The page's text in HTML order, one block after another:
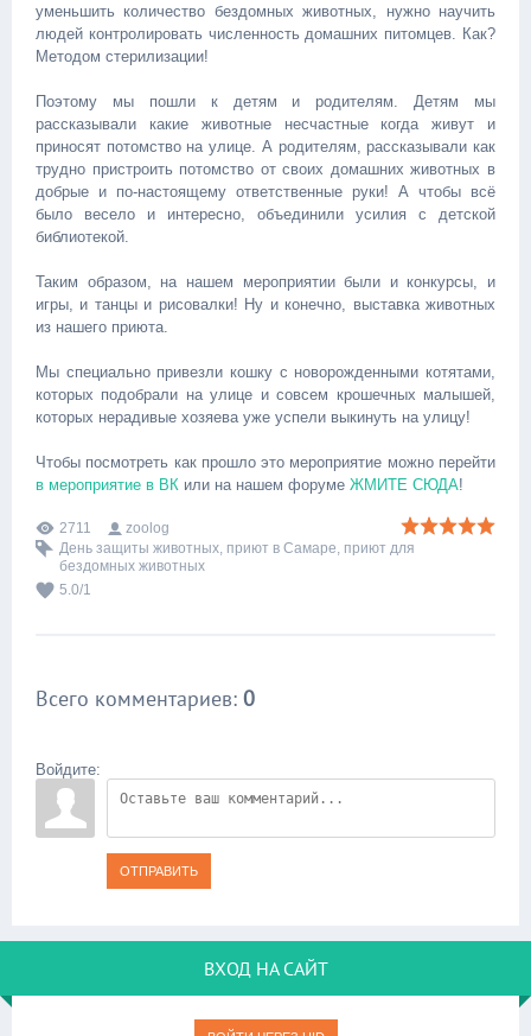
уменьшить количество бездомных животных, нужно научить
людей контролировать численность домашних питомцев. Как?
Методом стерилизации!
Поэтому мы пошли к детям и родителям. Детям мы
рассказывали какие животные несчастные когда живут и
приносят потомство на улице. А родителям, рассказывали как
трудно пристроить потомство от своих домашних животных в
добрые и по-настоящему ответственные руки! А чтобы всё
было весело и интересно, объединили усилия с детской
библиотекой.
Таким образом, на нашем мероприятии были и конкурсы, и
игры, и танцы и рисовалки! Ну и конечно, выставка животных
из нашего приюта.
Мы специально привезли кошку с новорожденными котятами,
которых подобрали на улице и совсем крошечных малышей,
которых нерадивые хозяева уже успели выкинуть на улицу!
Чтобы посмотреть как прошло это мероприятие можно перейти
в мероприятие в ВК или на нашем форуме ЖМИТЕ СЮДА!
2711
zoolog
День защиты животных, приют в Самаре, приют для
бездомных животных
5.0/1
Всего комментариев: 0
Войдите:
ОТПРАВИТЬ
ВХОД НА САЙТ